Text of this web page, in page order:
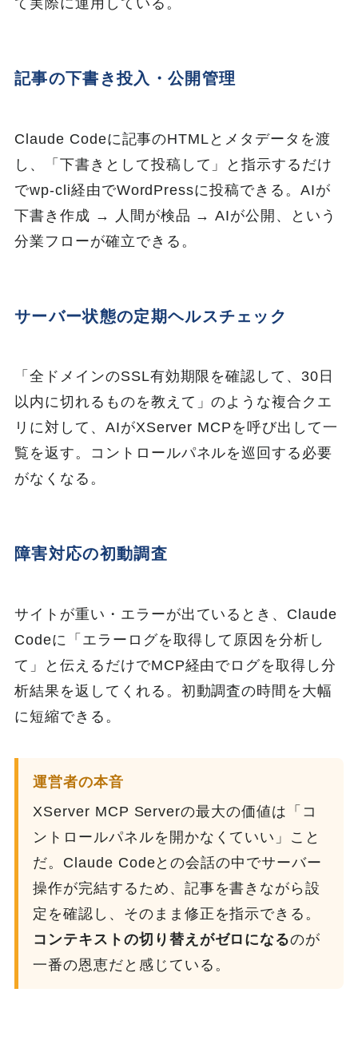
て実際に運用している。
記事の下書き投入・公開管理
Claude Codeに記事のHTMLとメタデータを渡
し、「下書きとして投稿して」と指示するだけ
でwp-cli経由でWordPressに投稿できる。AIが
下書き作成 → 人間が検品 → AIが公開、という
分業フローが確立できる。
サーバー状態の定期ヘルスチェック
「全ドメインのSSL有効期限を確認して、30日
以内に切れるものを教えて」のような複合クエ
リに対して、AIがXServer MCPを呼び出して一
覧を返す。コントロールパネルを巡回する必要
がなくなる。
障害対応の初動調査
サイトが重い・エラーが出ているとき、Claude
Codeに「エラーログを取得して原因を分析し
て」と伝えるだけでMCP経由でログを取得し分
析結果を返してくれる。初動調査の時間を大幅
に短縮できる。
運営者の本音
XServer MCP Serverの最大の価値は「コ
ントロールパネルを開かなくていい」こと
だ。Claude Codeとの会話の中でサーバー
操作が完結するため、記事を書きながら設
定を確認し、そのまま修正を指示できる。
コンテキストの切り替えがゼロになるのが
一番の恩恵だと感じている。